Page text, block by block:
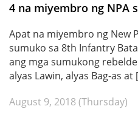
4 na miyembro ng NPA
Apat na miyembro ng New
sumuko sa 8th Infantry
ang mga sumukong
alyas Lawin, alyas Bag-as at
August 9, 2018 (Thursday)